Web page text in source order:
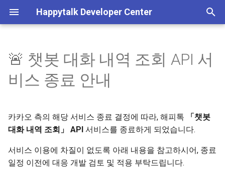
Happytalk Developer Center
색
력
세
✅ 종료 일정
🔧 종료 대상
❗ 유의사항
기본 정보 상담방 생성
메시지 발신
상담 가능/불가 상담원 인
상담 정보 수신
메시지 수신
기본 정보 고객 정보 수정
상담 내역 조회
고객 ID 검색
상담방 번호 검색
인증 관리
계정&시스템 관리
서비스 이용내역 조회
상담방
채팅 전송 파일
배정 가능 상담원 조회
상담원 자동 배정
고객 정보 관리, 상담 내역
JWT(토큰) 발급
기본 정보
채널 관리
채팅 활성화
상담시간 조회
상담 연결
POST 방식 상담 연결
챗봇 대화 내역 조회
수신 도메인 조회
사용자 메시지 수신
세션 종료 정보 수신
Plain 메시지 발송
일반 종료
사용자 차단
이미지 업로드
비즈니스폼 업로드
기본 정보 기본 정보
상담하기
🚨 챗봇 대화 내역 조회 API 서
비스 종료 안내
카카오 측의 해당 서비스 종료 결정에 따라, 해피톡
「챗봇
대화 내역 조회」 API 서비스를 종료하게 되었습니다.
서비스 이용에 차질이 없도록 아래 내용을 참고하시어, 종료
일정 이전에 대응 개발 검토 및 적용 부탁드립니다.